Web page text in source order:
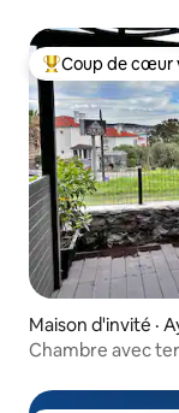
Coup de cœur
Coup de cœur
Maison d'invité ·
Chambre avec